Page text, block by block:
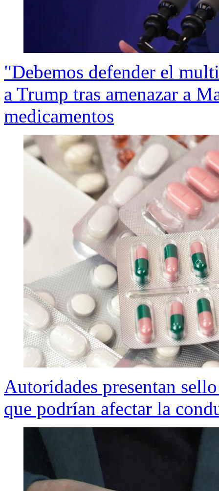
"Debemos defender el
a Trump tras amenazar a
medicamentos
Autoridades presentan
que podrían afectar la